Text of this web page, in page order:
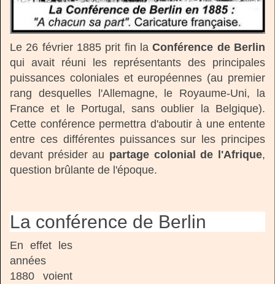
Le 26 février 1885 prit fin laConférence de Berlin
qui avait réuni les représentants des principales
puissances coloniales et européennes (au premier
rang desquelles l'Allemagne, le Royaume-Uni, la
France et le Portugal, sans oublier la Belgique).
Cette conférence permettra d'aboutir à une entente
entre ces différentes puissances sur les principes
devant présider au partage colonial de l'Afrique,
question brûlante de l'époque.
La conférence de Berlin
En effet les
années
1880 voient